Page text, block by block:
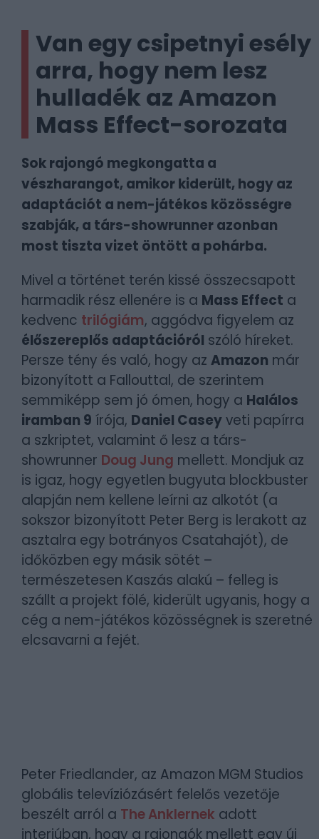
Van egy csipetnyi esély
arra, hogy nem lesz
hulladék az Amazon
Mass Effect-sorozata
Sok rajongó megkongatta a
vészharangot, amikor kiderült, hogy az
adaptációt a nem-játékos közösségre
szabják, a társ-showrunner azonban
most tiszta vizet öntött a pohárba.
Mivel a történet terén kissé összecsapott
harmadik rész ellenére is a Mass Effect a
kedvenc trilógiám, aggódva figyelem az
élőszereplős adaptációról szóló híreket.
Persze tény és való, hogy az Amazon már
bizonyított a Fallouttal, de szerintem
semmiképp sem jó ómen, hogy a Halálos
iramban 9 írója, Daniel Caseyveti papírra
a szkriptet, valamint ő lesz a társ-
showrunner Doug Jung mellett. Mondjuk az
is igaz, hogy egyetlen bugyuta blockbuster
alapján nem kellene leírni az alkotót (a
sokszor bizonyított Peter Berg is lerakott az
asztalra egy botrányos Csatahajót), de
időközben egy másik sötét –
természetesen Kaszás alakú – felleg is
szállt a projekt fölé, kiderült ugyanis, hogy a
cég a nem-játékos közösségnek is szeretné
elcsavarni a fejét.
Peter Friedlander, az Amazon MGM Studios
globális televíziózásért felelős vezetője
beszélt arról a The Anklernek adott
interjúban, hogy a rajongók mellett egy új